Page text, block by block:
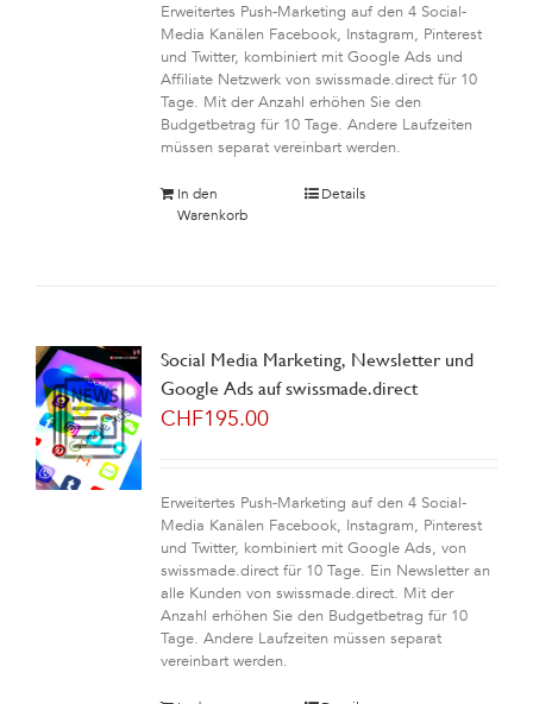
Erweitertes Push-Marketing auf den 4 Social-
Media Kanälen Facebook, Instagram, Pinterest
und Twitter, kombiniert mit Google Ads und
Affiliate Netzwerk von swissmade.direct für 10
Tage. Mit der Anzahl erhöhen Sie den
Budgetbetrag für 10 Tage. Andere Laufzeiten
müssen separat vereinbart werden.
In den
Warenkorb
Details
Social Media Marketing, Newsletter und
Google Ads auf swissmade.direct
CHF195.00
Erweitertes Push-Marketing auf den 4 Social-
Media Kanälen Facebook, Instagram, Pinterest
und Twitter, kombiniert mit Google Ads, von
swissmade.direct für 10 Tage. Ein Newsletter an
alle Kunden von swissmade.direct. Mit der
Anzahl erhöhen Sie den Budgetbetrag für 10
Tage. Andere Laufzeiten müssen separat
vereinbart werden.